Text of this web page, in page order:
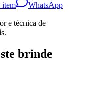
item WhatsApp
e técnica de
brinde